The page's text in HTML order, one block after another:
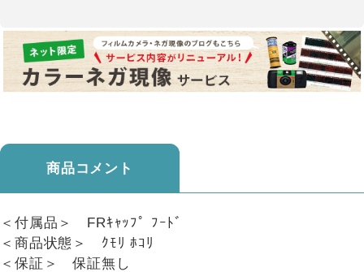
商品コメント
＜付属品＞ FRｷｬｯﾌﾟ ﾌｰﾄﾞ
＜商品状態＞ ｸﾓﾘ ﾎｺﾘ
＜保証＞ 保証無し